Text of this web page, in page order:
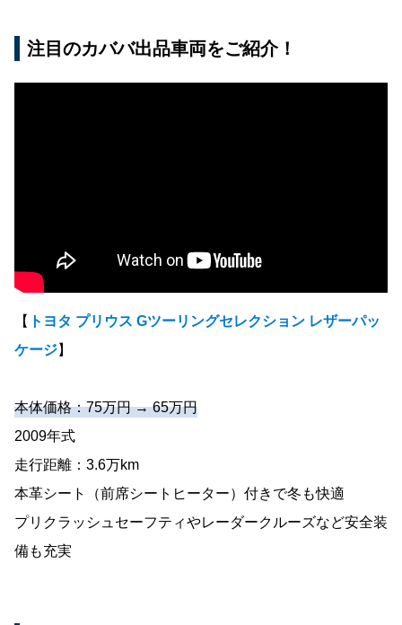
注目のカババ出品車両をご紹介！
【 トヨタ プリウス Gツーリングセレクション レザーパッ
ケージ】
本体価格：75万円 → 65万円
2009年式
走行距離：3.6万km
本革シート（前席シートヒーター）付きで冬も快適
プリクラッシュセーフティやレーダークルーズなど安全装
備も充実